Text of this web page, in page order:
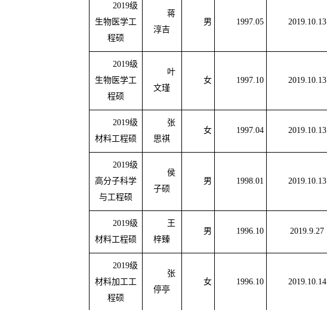
2019级
生物医学工
程硕
蒋
淳吉
男 1997.05 2019.10.13
2019级
生物医学工
程硕
叶
文瑾
女 1997.10 2019.10.13
2019级
材料工程硕
张
思祺
女 1997.04 2019.10.13
2019级
高分子科学
与工程硕
侯
子硕
男 1998.01 2019.10.13
2019级
材料工程硕
王
梓臻
男 1996.10 2019.9.27
2019级
材料加工工
程硕
张
停亭
女 1996.10 2019.10.14